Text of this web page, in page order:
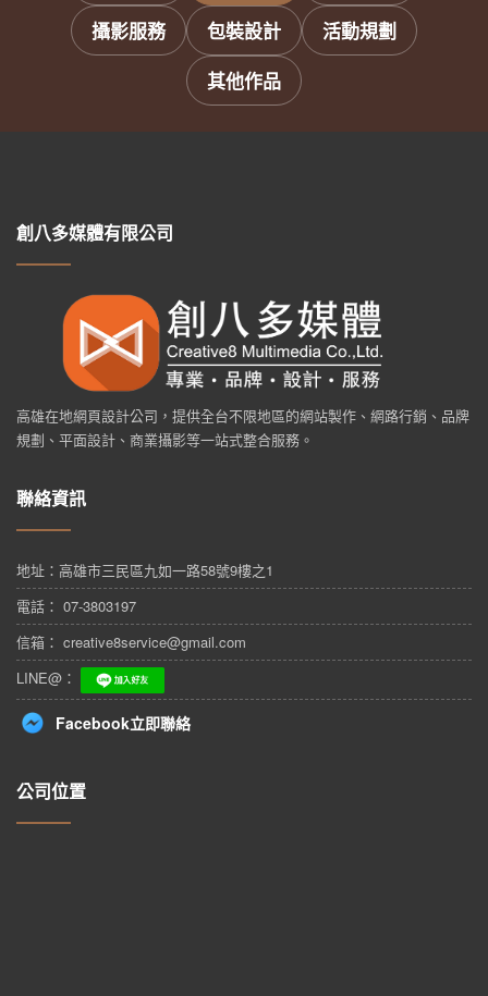
攝影服務
包裝設計
活動規劃
其他作品
創八多媒體有限公司
高雄在地網頁設計公司，提供全台不限地區的網站製作、網路行銷、品牌
規劃、平面設計、商業攝影等一站式整合服務。
聯絡資訊
地址： 高雄市三民區九如一路58號9樓之1
電話： 07-3803197
信箱： creative8service@gmail.com
LINE@：
Facebook立即聯絡
公司位置